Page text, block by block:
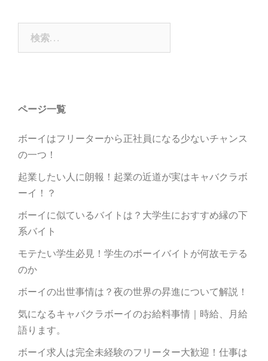
ページ一覧
ボーイはフリーターから正社員になる少ないチャンス
の一つ！
起業したい人に朗報！起業の近道が実はキャバクラボ
ーイ！？
ボーイに似ているバイトは？大学生におすすめ縁の下
系バイト
モテたい学生必見！学生のボーイバイトが何故モテる
のか
ボーイの出世事情は？夜の世界の昇進について解説！
気になるキャバクラボーイのお給料事情｜時給、月給
語ります。
ボーイ求人は完全未経験のフリーター大歓迎！仕事は